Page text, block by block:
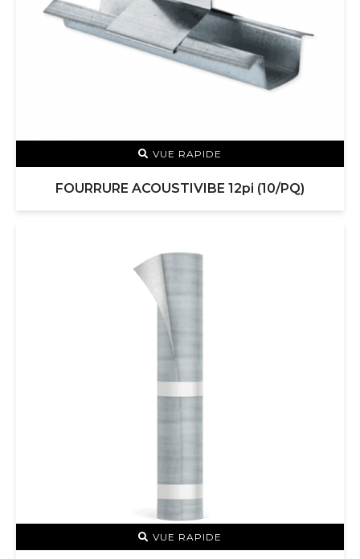
VUE RAPIDE
FOURRURE ACOUSTIVIBE 12pi (10/PQ)
VUE RAPIDE